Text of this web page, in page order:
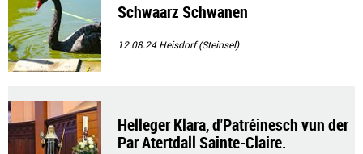
Schwaarz Schwanen
12.08.24Heisdorf (Steinsel)
Helleger Klara, d'Patréinesch vun der
Par Atertdall Sainte-Claire.